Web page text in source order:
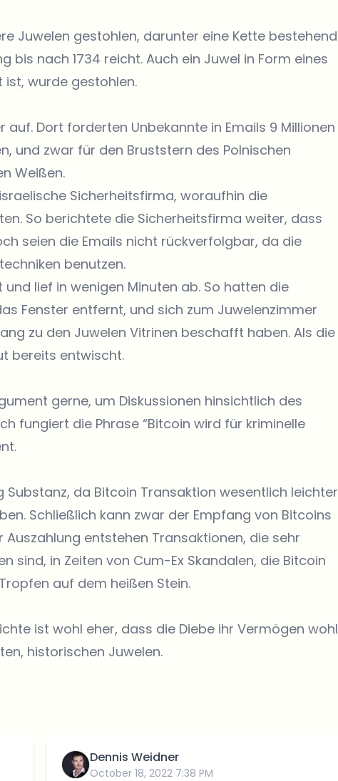
Juwelen gestohlen, darunter eine Kette bestehend
bis nach 1734 reicht. Auch ein Juwel in Form eines
ist, wurde gestohlen.
Dort forderten Unbekannte in Emails 9 Millionen
und zwar für den Bruststern des Polnischen
Weißen.
Sicherheitsfirma, woraufhin die
So berichtete die Sicherheitsfirma weiter, dass
seien die Emails nicht rückverfolgbar, da die
benutzen.
lief in wenigen Minuten ab. So hatten die
Fenster entfernt, und sich zum Juwelenzimmer
zu den Juwelen Vitrinen beschafft haben. Als die
bereits entwischt.
gerne, um Diskussionen hinsichtlich des
fungiert die Phrase “Bitcoin wird für kriminelle
da Bitcoin Transaktion wesentlich leichter
Schließlich kann zwar der Empfang von Bitcoins
entstehen Transaktionen, die sehr
sind, in Zeiten von Cum-Ex Skandalen, die Bitcoin
auf dem heißen Stein.
ist wohl eher, dass die Diebe ihr Vermögen wohl
historischen Juwelen.
Dennis Weidner
October 18, 2022 7:38 PM